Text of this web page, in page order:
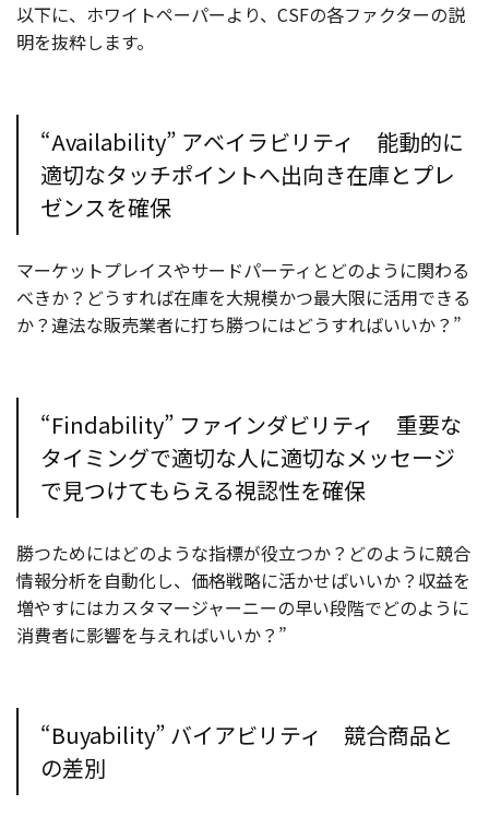
以下に、ホワイトペーパーより、CSFの各ファクターの説
明を抜粋します。
“Availability” アベイラビリティ 能動的に
適切なタッチポイントへ出向き在庫とプレ
ゼンスを確保
マーケットプレイスやサードパーティとどのように関わる
べきか？どうすれば在庫を大規模かつ最大限に活用できる
か？違法な販売業者に打ち勝つにはどうすればいいか？”
“Findability” ファインダビリティ 重要な
タイミングで適切な人に適切なメッセージ
で見つけてもらえる視認性を確保
勝つためにはどのような指標が役立つか？どのように競合
情報分析を自動化し、価格戦略に活かせばいいか？収益を
増やすにはカスタマージャーニーの早い段階でどのように
消費者に影響を与えればいいか？”
“Buyability” バイアビリティ 競合商品と
の差別